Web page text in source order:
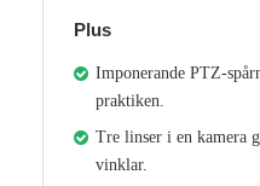
Plus
Imponerande PTZ-
praktiken.
Tre linser i en kamera
vinklar.